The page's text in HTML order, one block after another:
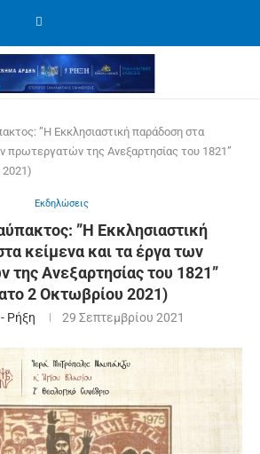
”Η Εκκλησιαστική παράδοση στα
πρωτεργατών της Ανεξαρτησίας του 1821”
Εκδηλώσεις
”Η Εκκλησιαστική
κείμενα και τα έργα των
Ανεξαρτησίας του 1821”
2 Οκτωβρίου 2021)
Ρήξη 29 Σεπτεμβρίου 2021